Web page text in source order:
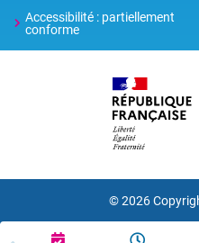
Accessibilité : partiellement
conforme
© 2026